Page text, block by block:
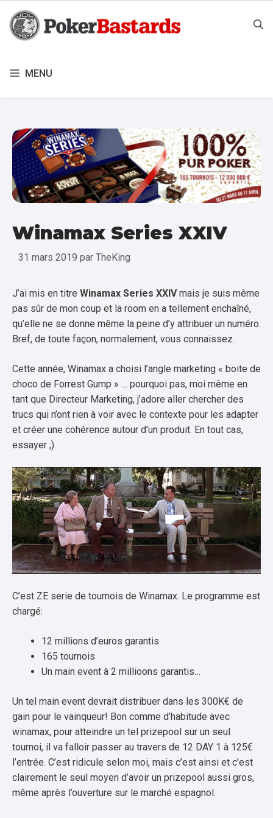
contenu
MENU
Winamax Series XXIV
31 mars 2019 par TheKing
J’ai mis en titre Winamax Series XXIVmais je suis même
pas sûr de mon coup et la room en a tellement enchaîné,
qu’elle ne se donne même la peine d’y attribuer un numéro.
Bref, de toute façon, normalement, vous connaissez.
Cette année, Winamax a choisi l’angle marketing « boite de
choco de Forrest Gump » … pourquoi pas, moi même en
tant que Directeur Marketing, j’adore aller chercher des
trucs qui n’ont rien à voir avec le contexte pour les adapter
et créer une cohérence autour d’un produit. En tout cas,
essayer ;)
C’est ZE serie de tournois de Winamax. Le programme est
chargé:
12 millions d’euros garantis
165 tournois
Un main event à 2 millioons garantis…
Un tel main event devrait distribuer dans les 300K€ de
gain pour le vainqueur! Bon comme d’habitude avec
winamax, pour atteindre un tel prizepool sur un seul
tournoi, il va falloir passer au travers de 12 DAY 1 à 125€
l’entrée. C’est ridicule selon moi, mais c’est ainsi et c’est
clairement le seul moyen d’avoir un prizepool aussi gros,
même après l’ouverture sur le marché espagnol.